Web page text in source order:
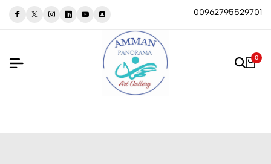
00962795529701
0